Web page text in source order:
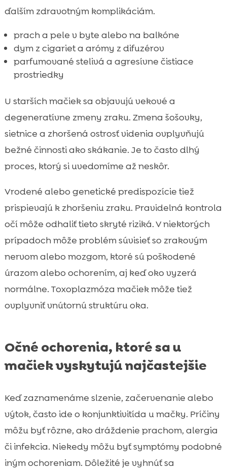
ďalším zdravotným komplikáciám.
prach a pele v byte alebo na balkóne
dym z cigariet a arómy z difuzérov
parfumované stelivá a agresívne čistiace
prostriedky
U starších mačiek sa objavujú vekové a
degeneratívne zmeny zraku. Zmena šošovky,
sietnice a zhoršená ostrosť videnia ovplyvňujú
bežné činnosti ako skákanie. Je to často dlhý
proces, ktorý si uvedomíme až neskôr.
Vrodené alebo genetické predispozície tiež
prispievajú k zhoršeniu zraku. Pravidelná kontrola
očí môže odhaliť tieto skryté riziká. V niektorých
prípadoch môže problém súvisieť so zrakovým
nervom alebo mozgom, ktoré sú poškodené
úrazom alebo ochorením, aj keď oko vyzerá
normálne. Toxoplazmóza mačiek môže tiež
ovplyvniť vnútornú struktúru oka.
Očné ochorenia, ktoré sa u
mačiek vyskytujú najčastejšie
Keď zaznamenáme slzenie, začervenanie alebo
výtok, často ide o konjunktivitída u mačky. Príčiny
môžu byť rôzne, ako dráždenie prachom, alergia
či infekcia. Niekedy môžu byť symptómy podobné
iným ochoreniam. Dôležité je vyhnúť sa